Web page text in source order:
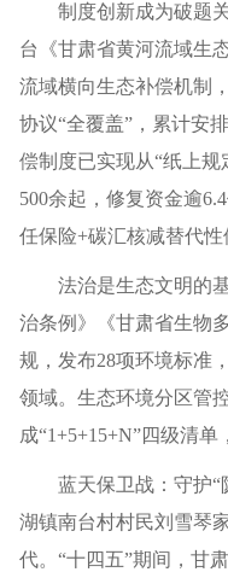
制度创新成为破题关
台《甘肃省黄河流域生
流域横向生态补偿机制
协议“全覆盖”，累计安
偿制度已实现从“纸上
500余起，修复资金逾
任保险+碳汇核减替代性
法治是生态文明的基
治条例》《甘肃省生物
规，发布28项环境标准
领域。生态环境分区管
成“1+5+15+N”四级清
蓝天保卫战：守护“
湖镇南台村村民刘雪琴
代。“十四五”期间，甘